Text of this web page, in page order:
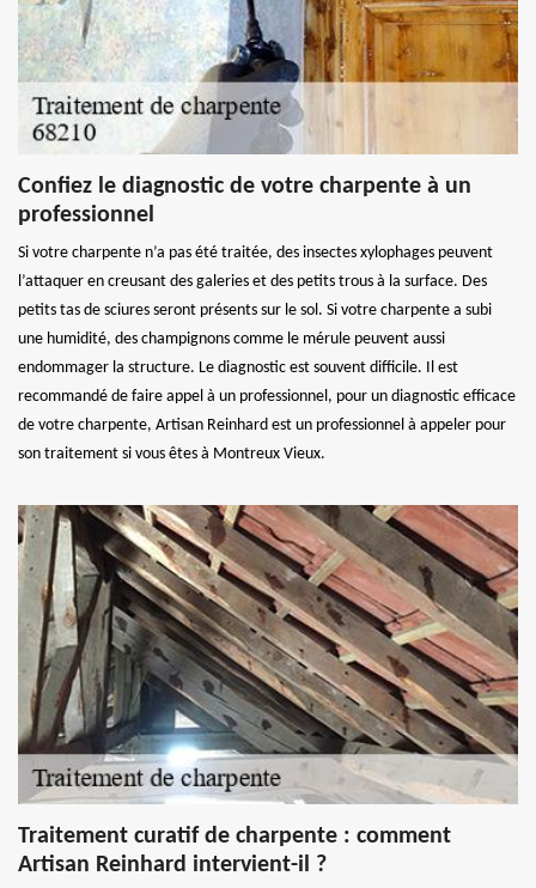
Confiez le diagnostic de votre charpente à un
professionnel
Si votre charpente n’a pas été traitée, des insectes xylophages peuvent
l’attaquer en creusant des galeries et des petits trous à la surface. Des
petits tas de sciures seront présents sur le sol. Si votre charpente a subi
une humidité, des champignons comme le mérule peuvent aussi
endommager la structure. Le diagnostic est souvent difficile. Il est
recommandé de faire appel à un professionnel, pour un diagnostic efficace
de votre charpente, Artisan Reinhard est un professionnel à appeler pour
son traitement si vous êtes à Montreux Vieux.
Traitement curatif de charpente : comment
Artisan Reinhard intervient-il ?